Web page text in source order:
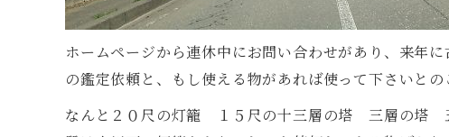
ホームページから連休中にお問い合わせがあり、来年
の鑑定依頼と、もし使える物があれば使って下さいと
なんと２０尺の灯籠 １５尺の十三層の塔 三層の